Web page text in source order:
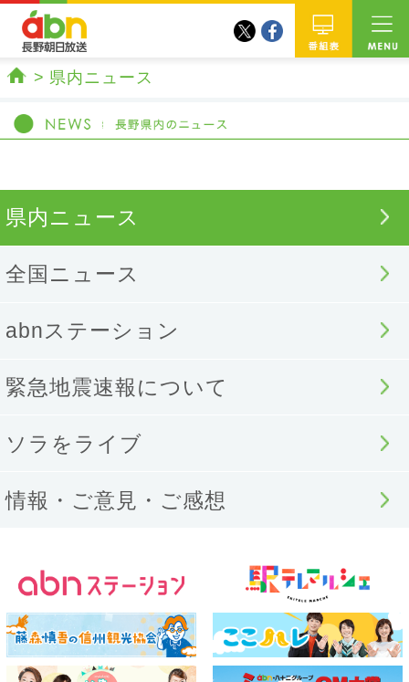
twitterfacebook
県内ニュース
県内ニュース
全国ニュース
abnステーション
緊急地震速報について
ソラをライブ
情報・ご意見・ご感想